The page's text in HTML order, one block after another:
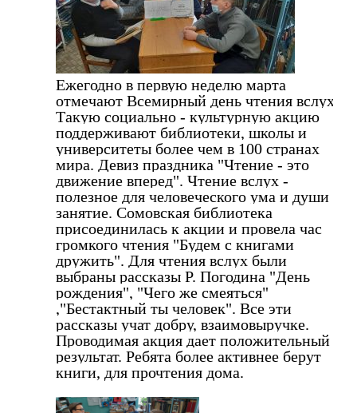
Ежегодно в первую неделю марта
отмечают Всемирный день чтения вслух.
Такую социально - культурную акцию
поддерживают библиотеки, школы и
университеты более чем в 100 странах
мира. Девиз праздника "Чтение - это
движение вперед". Чтение вслух -
полезное для человеческого ума и души
занятие. Сомовская библиотека
присоединилась к акции и провела час
громкого чтения "Будем с книгами
дружить". Для чтения вслух были
выбраны рассказы Р. Погодина "День
рождения", "Чего же смеяться"
,"Бестактный ты человек". Все эти
рассказы учат добру, взаимовыручке.
Проводимая акция дает положительный
результат. Ребята более активнее берут
книги, для прочтения дома.